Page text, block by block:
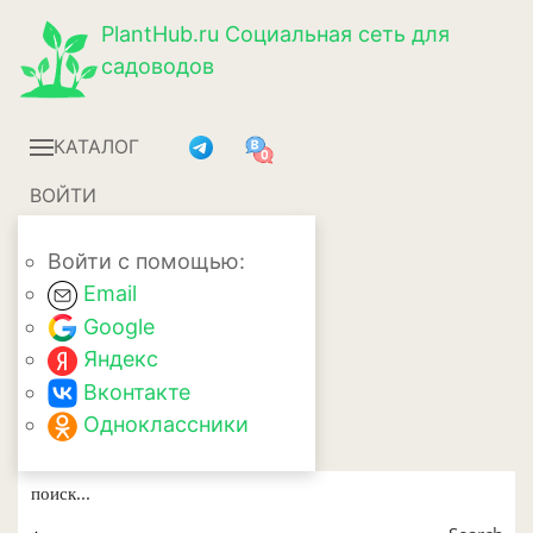
PlantHub.ru Социальная сеть для
садоводов
КАТАЛОГ
ВОЙТИ
Войти с помощью:
Email
Google
Яндекс
Вконтакте
Одноклассники